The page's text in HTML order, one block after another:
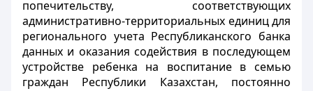
попечительству, соответствующих
административно-территориальных единиц для
регионального учета Республиканского банка
данных и оказания содействия в последующем
устройстве ребенка на воспитание в семью
граждан Республики Казахстан, постоянно